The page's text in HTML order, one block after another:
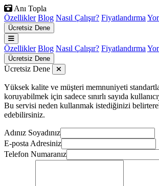
Anı Topla
Özellikler Blog Nasıl Çalışır? Fiyatlandırma
Ücretsiz Dene
Özellikler Blog Nasıl Çalışır? Fiyatlandırma
Ücretsiz Dene
Ücretsiz Dene
Yüksek kalite ve müşteri memnuniyeti
koruyabilmek için sadece sınırlı sayıda
Bu servisi neden kullanmak istediğinizi
edebilirsiniz.
Adınız Soyadınız
E-posta Adresiniz
Telefon Numaranız